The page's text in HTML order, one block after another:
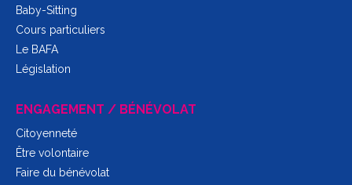
Baby-Sitting
Cours particuliers
Le BAFA
Législation
ENGAGEMENT / BÉNÉVOLAT
Citoyenneté
Être volontaire
Faire du bénévolat